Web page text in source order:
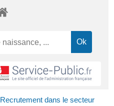
Recrutement dans le secteur